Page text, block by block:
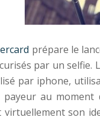
prépare le
par un selfie.
par iphone,
payeur au
son